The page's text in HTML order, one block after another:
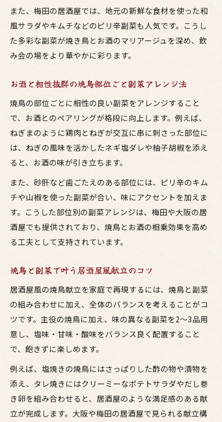
また、梅田の居酒屋では、地元の新鮮な食材を使った和
風サラダやキムチなどのピリ辛副菜も人気です。こうし
た多彩な副菜が焼き鳥とお酒のマリアージュを深め、飲
み会の場をより華やかに彩ります。
お酒と相性抜群の焼鳥部位ごと副菜アレンジ法
焼鳥の部位ごとに相性の良い副菜をアレンジすること
で、お酒とのペアリングが格段に向上します。例えば、
ねぎまのように鶏肉とねぎが交互に串に刺さった部位に
は、ねぎの風味を活かしたネギ塩ダレや柚子胡椒を添え
ると、お酒の味が引き立ちます。
また、砂肝など歯ごたえのある部位には、ピリ辛のキム
チや山椒を使った副菜が合い、味にアクセントを加えま
す。こうした部位別の副菜アレンジは、梅田や大阪の居
酒屋でも提供されており、焼鳥とお酒の相乗効果を高め
る工夫として支持されています。
焼鳥と副菜で叶う居酒屋風献立のコツ
居酒屋風の焼鳥献立を家庭で再現するには、焼鳥と副菜
の組み合わせに加え、全体のバランスを考えることがコ
ツです。主役の焼鳥に加え、味の異なる副菜を2～3品用
意し、塩味・甘味・酸味をバランス良く配置すること
で、飽きずに楽しめます。
例えば、塩焼きの焼鳥にはさっぱりした酢の物や漬物を
添え、タレ焼きにはクリーミーなポテトサラダやだし巻
き卵を組み合わせると、居酒屋のような満足感のある献
立が完成します。大阪や梅田の居酒屋で見られる献立構